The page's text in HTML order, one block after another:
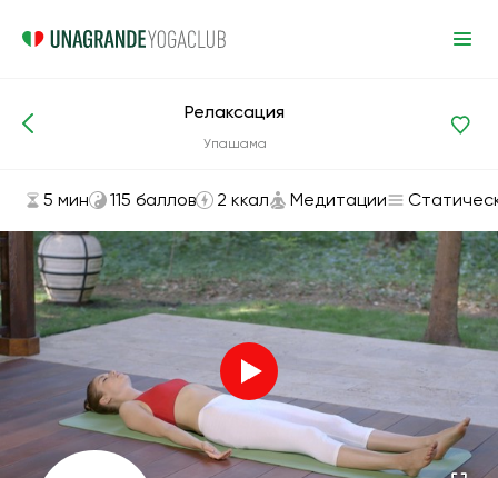
Асаны и упражнения
Релаксация
Упашама
5 мин 115 баллов 2 ккал Медитации